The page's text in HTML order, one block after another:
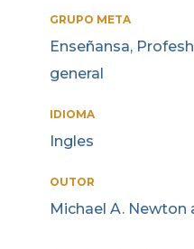
GRUPO META
Enseñansa,
general
IDIOMA
Ingles
OUTOR
Michael A. Newton